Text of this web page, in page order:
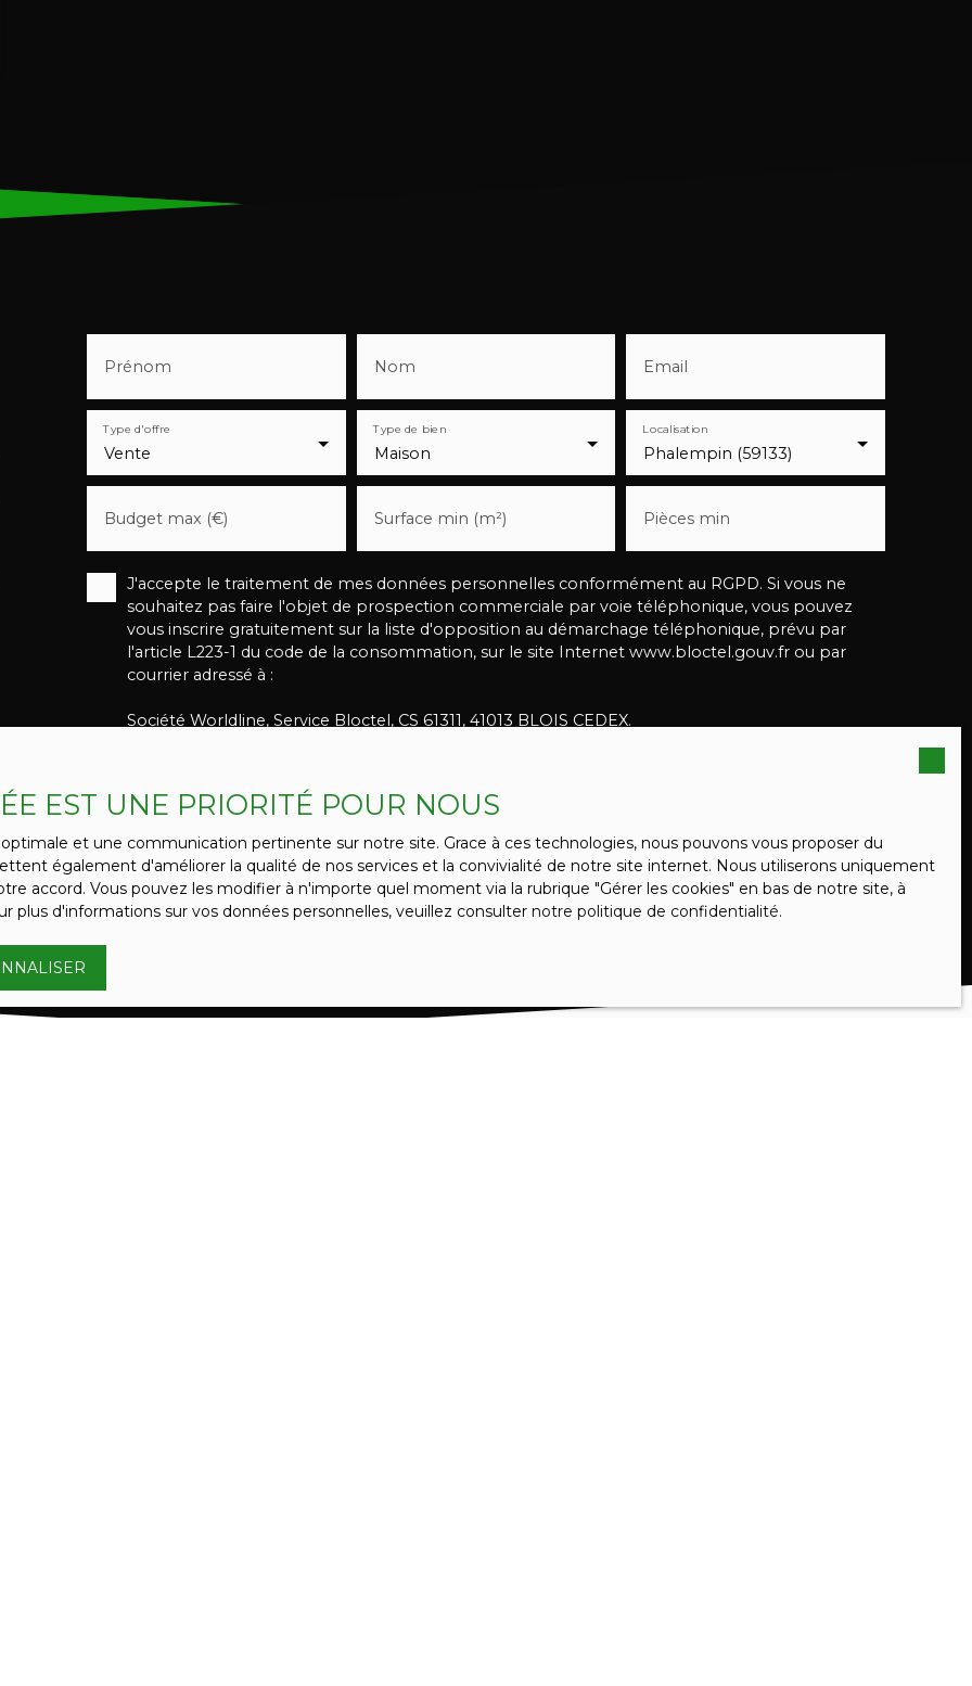
Prénom Nom Email
Vente
Type d'offre
Maison
Type de bien
Phalempin (59133)
Localisation
Budget max (€) Surface min (m²) Pièces min
J'accepte le traitement de mes données personnelles conformément au RGPD. Si vous ne
souhaitez pas faire l'objet de prospection commerciale par voie téléphonique, vous pouvez
vous inscrire gratuitement sur la liste d'opposition au démarchage téléphonique, prévu par
l'article L223-1 du code de la consommation, sur le site Internet www.bloctel.gouv.fr ou par
courrier adressé à :
Société Worldline, Service Bloctel, CS 61311, 41013 BLOIS CEDEX.
politique de confidentialité
RECEVOIR DES ANNONCES
EST UNE PRIORITÉ POUR NOUS
et une communication pertinente sur notre site. Grace à ces technologies, nous pouvons vous proposer du
également d'améliorer la qualité de nos services et la convivialité de notre site internet. Nous utiliserons uniquement
accord. Vous pouvez les modifier à n'importe quel moment via la rubrique ″Gérer les cookies″ en bas de notre site, à
d'informations sur vos données personnelles, veuillez consulter notre politique de confidentialité.